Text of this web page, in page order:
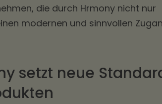
die durch Hrmony nicht nur
modernen und sinnvollen
setzt neue